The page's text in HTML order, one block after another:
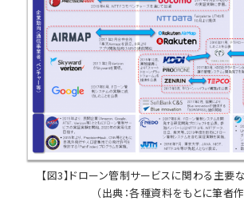
【図3】ドローン管制サービスに関わる主要
（出典：各種資料をもとに筆者作